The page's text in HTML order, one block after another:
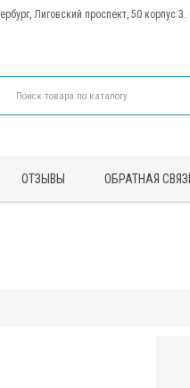
Лиговский проспект, 50 корпус
ОТЗЫВЫ ОБРАТНАЯ